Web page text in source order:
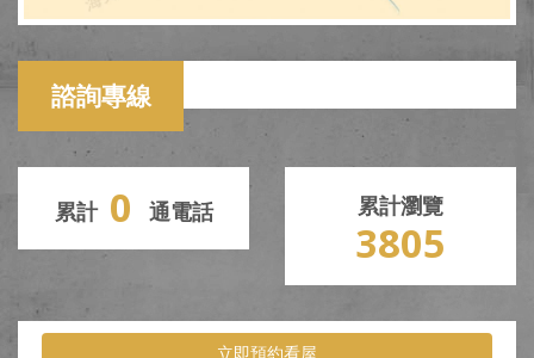
諮詢專線
累計 0 通電話 累計瀏覽
3805
立即預約看屋